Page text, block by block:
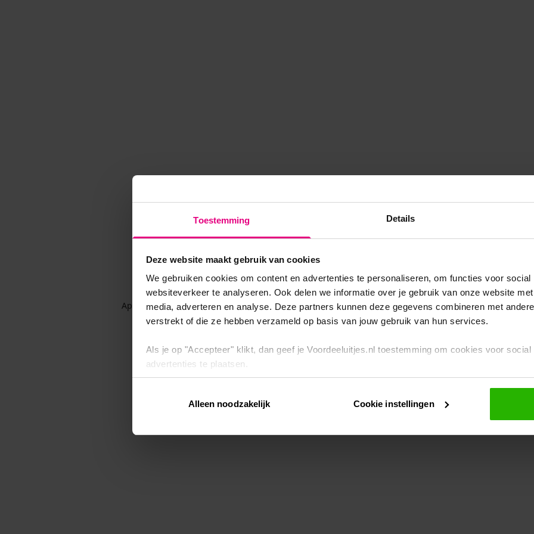
Toestemming Details
Deze website maakt gebruik van cookies
We gebruiken cookies om content en advertenties te personaliseren, om functies voor
websiteverkeer te analyseren. Ook delen we informatie over je gebruik van onze website
media, adverteren en analyse. Deze partners kunnen deze gegevens combineren met
verstrekt of die ze hebben verzameld op basis van jouw gebruik van hun services.
Als je op "Accepteer" klikt, dan geef je Voordeeluitjes.nl toestemming om cookies voor
advertenties te plaatsen.
Via "Cookie instellingen" kun je ook zelf instellen welke cookies worden geplaatst. Je kunt je
intrekken op onscookiebeleid.
Alleen noodzakelijk Cookie instellingen
Application error: a client-side exception has occurred while loadingwww.voordeeluitjes.nl (see the